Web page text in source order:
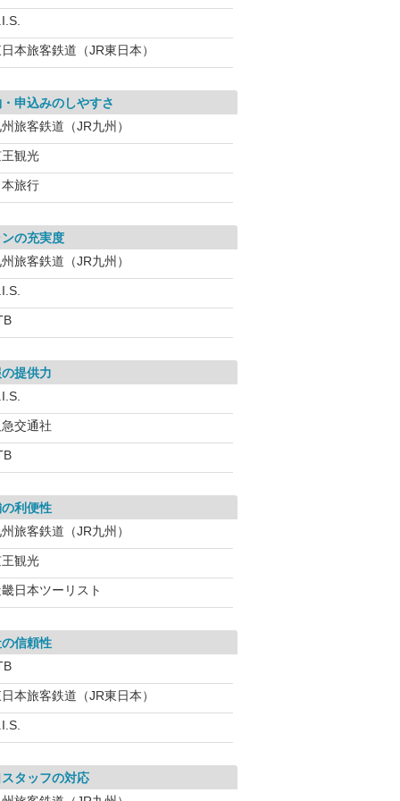
本旅客鉄道（JR東日本）
申込みのしやすさ
旅客鉄道（JR九州）
観光
本旅行
の充実度
旅客鉄道（JR九州）
提供力
急交通社
の利便性
旅客鉄道（JR九州）
観光
日本ツーリスト
信頼性
本旅客鉄道（JR東日本）
タッフの対応